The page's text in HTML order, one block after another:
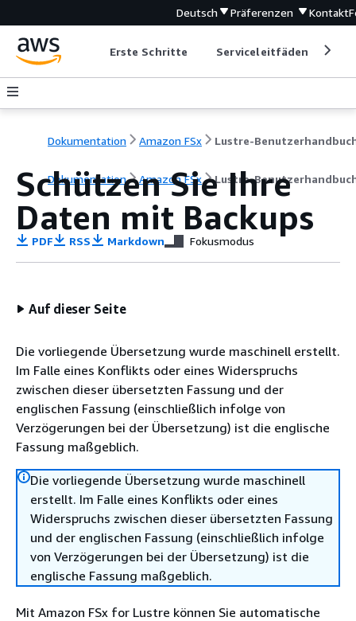
Deutsch Präferenzen Kontakt
Erste Schritte Serviceleitfäden
Dokumentation Amazon FSx Lustre-
Dokumentation Amazon FSx Lustre-
Schützen Sie Ihre
Daten mit Backups
PDF RSS Markdown Fokusmodus
Auf dieser Seite
Die vorliegende Übersetzung wurde maschinell erstellt.
Im Falle eines Konflikts oder eines Widerspruchs
zwischen dieser übersetzten Fassung und der
englischen Fassung (einschließlich infolge von
Verzögerungen bei der Übersetzung) ist die englische
Fassung maßgeblich.
Die vorliegende Übersetzung wurde maschinell
erstellt. Im Falle eines Konflikts oder eines
Widerspruchs zwischen dieser übersetzten Fassung
und der englischen Fassung (einschließlich infolge
von Verzögerungen bei der Übersetzung) ist die
englische Fassung maßgeblich.
Mit Amazon FSx for Lustre können Sie automatische